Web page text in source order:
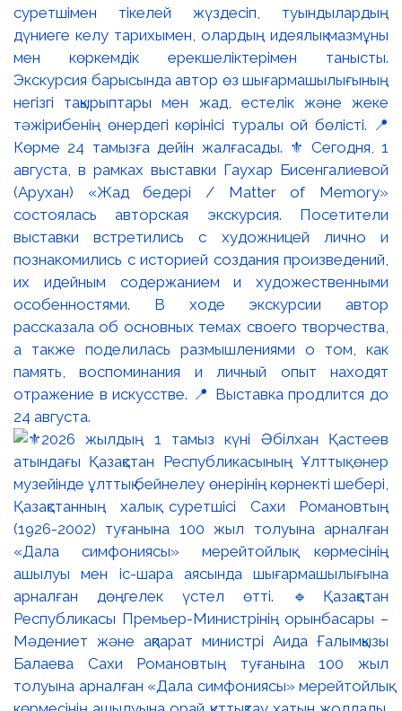
суретшімен тікелей жүздесіп, туындылардың
дүниеге келу тарихымен, олардың идеялық мазмұны
мен көркемдік ерекшеліктерімен танысты.
Экскурсия барысында автор өз шығармашылығының
негізгі тақырыптары мен жад, естелік және жеке
тәжірибенің өнердегі көрінісі туралы ой бөлісті. 📍
Көрме 24 тамызға дейін жалғасады. ⚜️ Сегодня, 1
августа, в рамках выставки Гаухар Бисенгалиевой
(Арухан) «Жад бедері / Matter of Memory»
состоялась авторская экскурсия. Посетители
выставки встретились с художницей лично и
познакомились с историей создания произведений,
их идейным содержанием и художественными
особенностями. В ходе экскурсии автор
рассказала об основных темах своего творчества,
а также поделилась размышлениями о том, как
память, воспоминания и личный опыт находят
отражение в искусстве. 📍 Выставка продлится до
24 августа.